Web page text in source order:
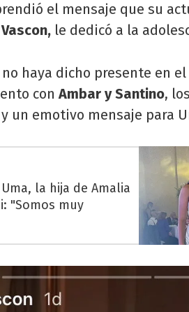
el mensaje que su
le dedicó a la
no haya dicho presente en
conAmbar y Santino,
un emotivo mensaje para
la hija de Amalia
"Somos muy